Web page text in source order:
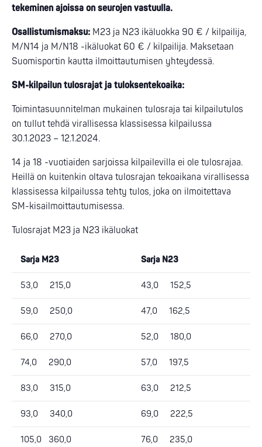
tekeminen ajoissa on seurojen vastuulla.
Osallistumismaksu: M23 ja N23 ikäluokka 90 € / kilpailija,
M/N14 ja M/N18 -ikäluokat 60 € / kilpailija. Maksetaan
Suomisportin kautta ilmoittautumisen yhteydessä.
SM-kilpailun tulosrajat ja tuloksentekoaika:
Toimintasuunnitelman mukainen tulosraja tai kilpailutulos
on tullut tehdä virallisessa klassisessa kilpailussa
30.1.2023 – 12.1.2024.
14 ja 18 -vuotiaiden sarjoissa kilpailevilla ei ole tulosrajaa.
Heillä on kuitenkin oltava tulosrajan tekoaikana virallisessa
klassisessa kilpailussa tehty tulos, joka on ilmoitettava
SM-kisailmoittautumisessa.
Tulosrajat M23 ja N23 ikäluokat
Sarja M23 Sarja N23
53,0 215,0 43,0 152,5
59,0 250,0 47,0 162,5
66,0 270,0 52,0 180,0
74,0 290,0 57,0 197,5
83,0 315,0 63,0 212,5
93,0 340,0 69,0 222,5
105,0 360,0 76,0 235,0